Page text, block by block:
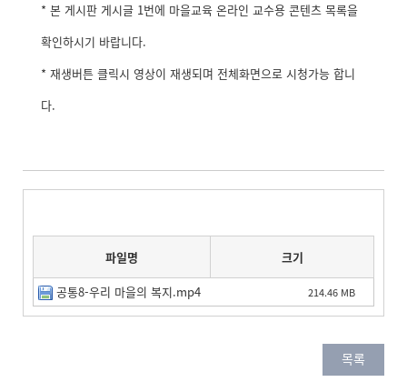
* 본 게시판 게시글 1번에 마을교육 온라인 교수용 콘텐츠 목록을
확인하시기 바랍니다.
* 재생버튼 클릭시 영상이 재생되며 전체화면으로 시청가능 합니
다.
파일명
크기
공통8-우리 마을의 복지.mp4
214.46 MB
목록